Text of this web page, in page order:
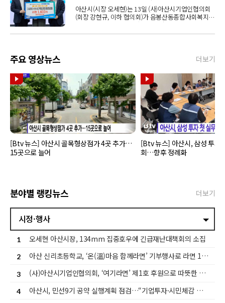
발생했으나 조치를 완료했으며 인명피해는 없는 것으
로 집계됐다. 호우경보 발표 이후에는 읍내동·곡교동
제됐으며, 국토관리사무소 관리 지하차도 2개소도 추
했다.이밖에 세월교 1개소, 둔치주차장 3개소, 야영장 1
368개소와 배수펌프장, 유수지, 사방시설 등 주요 시설
물에 대한 사전 점검도 마쳤다.이날 오전 긴급 재난대책
회의를 주재한 오세현 시장은 현장 중심의 철저한 통제
와 인명피해 방지를 최우선 과제로 강조했다. 오 시장
은 “최근 호우는 시간당 40~50mm에서 많게는
100mm까지 쏟아지는 극한호우 양상을 띠고 있어 기
존의 설계 기준으로는 감당하기 어렵다”며 “이러한 기
후 변화 속에서 가장 중요한 것은 단 한 명의 인명피해
도 발생하지 않도록 하는 것”이라고 말했다.이어 “경찰
과 소방 등 관계기관과 유기적으로 협력해 지하차도 등
위험지역은 선제적이고 단호하게 통제하고, 시민 불편
주민의 선제적 대피와 빈틈없는 예찰 활동도 지시했다.
수 등 각종 피해 신고가 이어질 것”이라며 “재난 상황에
는 시민의 생명과 재산을 지킨다는 책임감을 갖고 접수
께 참여해 자발적으로 모은 라면 1,442개는 아산시 기
초푸드뱅크를 통해 먹거리 지원이 필요한 취약계층과
교장은 “학생들이 작은 정성을 모아 어려운 이웃을 돕
성장하는 학교로서 다양한 나눔활동을 이어가겠다”고
이들이 부모와 함께 이웃을 돌아보고 나누는 기쁨을 직
접 경험할 수 있어 더욱 뜻깊었다”며 “앞으로도 아이들
과 함께 따뜻한 마음을 전하는 나눔을 계속 이어가겠
다”고 말했다.오세현 아산시장은 “학생들과 학부모님
들의 따뜻한 마음이 모여 지역사회에 큰 희망을 전해주
셨다”며 “미래의 주역인 아이들이 나눔을 실천하며 이
웃을 생각하는 마음을 키워가는 모습이 우리 사회를 더
욱 따뜻하게 만드는 원동력이라고 생각한다”고 말했다.
한편, 신리초등학교 학생과 학부모회는 희망2025 나눔
캠페인 성금 300만 원, 희망2026 나눔캠페인 성금 229
만 원을 기탁하는 등 지속적인 나눔활동을 이어오며 지
아산시(시장 오세현)는 13일 (사)아산시기업인협의회
(회장 강현규, 이하 협의회)가 음봉산동종합사회복지관
세교분관에서 운영 중인 ‘여기라면’ 사업의 제1호 후원
처로 참여해 라면 1,400개를 후원했다고 밝혔다.‘여기
수 있도록 마련된 먹거리 나눔 공간이다.이 공간은 월요
일부터 금요일까지 오후 2시부터 7시까지 운영되며,
먹거리 지원이 필요한 취약계층 누구나 이용할 수 있다.
특히 복지서비스 접근이 어려운 1인 가구와 고립가구
의 식생활 지원은 물론 지속적인 안부 확인과 복지서비
스 연계를 통해 복지사각지대를 예방하는 역할을 수행
할 방침이다.이번 후원은 협의회가 ‘여기라면’ 사업의
제1호 후원처로 참여한 첫 기부라는 점에서 의미가 크
다. 협의회는 지역사회와 함께 성장해 온 기업인들의 따
뜻한 마음을 담아 라면 1,400개(110만 원 상당)를 기탁
했다. 이는 단순한 물품 기부를 넘어 관내 기업이 복지
사업에 적극 참여하는 사회공헌의 출발점이자, 민간의
자발적인 나눔을 통해 지역사회 복지안전망을 더욱 공
이웃들에게 따뜻한 위로와 힘이 되기를 바라며, 앞으로
책임을 다하겠다”고 말했다.장보윤 음봉산동종합사회
복지관장은 “협의회가 제1호 후원처로 따뜻한 나눔을
있도록 협력해 주셔서 복지관에 큰 힘이 되고 있다”며
“앞으로도 시와 긴밀히 협력해 복지사각지대와 고립가
구를 적극 발굴하고, 필요한 복지서비스를 신속히 연계
하는 데 최선을 다하겠다”고 말했다.오세현 아산시장은
나눔에 동참해 주신 협의회에 깊이 감사드린다”며 “이
있는지를 보여주는 좋은 사례가 될 것으로 기대한다”고
주요 영상뉴스 더보기
[Btv 뉴스] 아산시 골목형상점가 4곳 추가…
15곳으로 늘어
[Btv 뉴스] 아산시, 삼성 투자
회…향후 정례화
분야별 랭킹뉴스 더보기
시정·행사
1 오세현 아산시장, 134mm 집중호우에 긴급재난대책회의 소집
2 아산 신리초등학교, ‘온(溫)마음 함께라면’ 기부행사로 라면 1,442개 후원
3 (사)아산시기업인협의회, ‘여기라면’ 제1호 후원으로 따뜻한 나눔 실천
4 아산시, 민선9기 공약 실행계획 점검…“기업투자·시민체감 성과 함께 높인다”